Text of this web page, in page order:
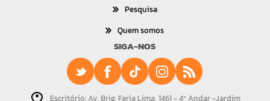
Pesquisa
Quem somos
SIGA-NOS
Escritório: Av. Brig. Faria Lima, 1461 - 4º Andar -Jardim